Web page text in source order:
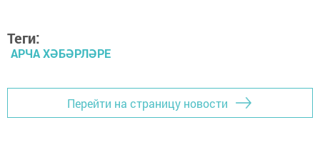
Теги:
АРЧА ХӘБӘРЛӘРЕ
Перейти на страницу новости